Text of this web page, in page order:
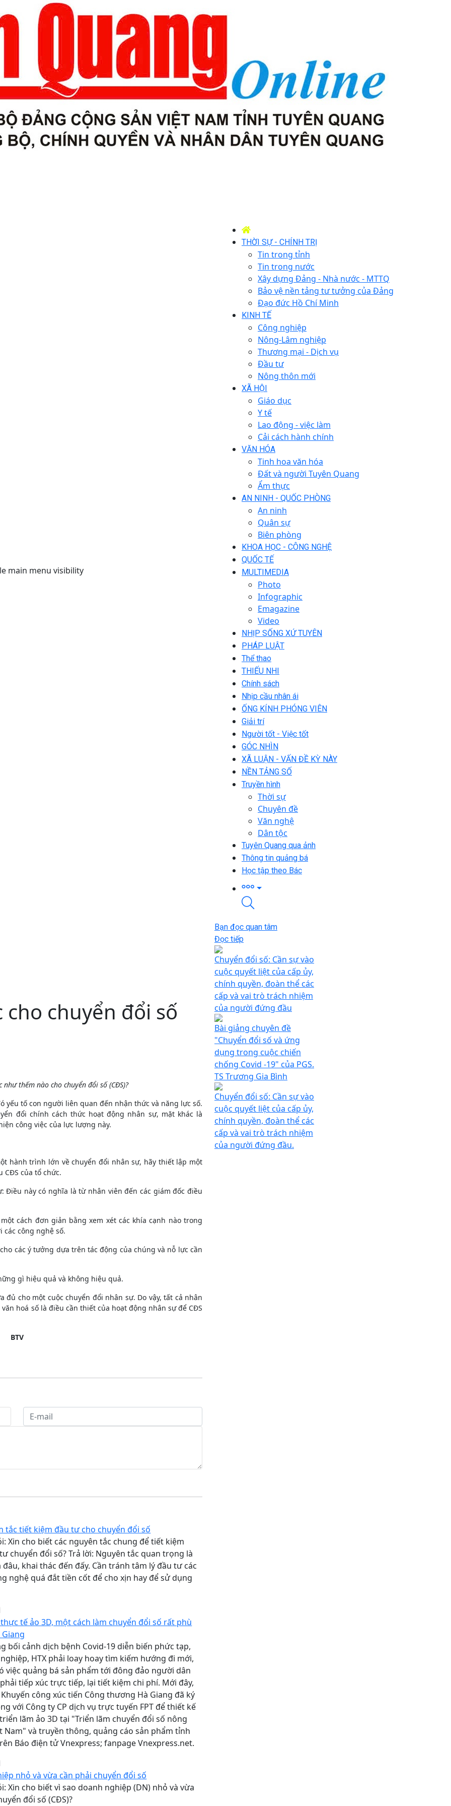
main menu visibility
THỜI SỰ - CHÍNH TRỊ
Tin trong tỉnh
Tin trong nước
Xây dựng Đảng - Nhà nước - MTTQ
Bảo vệ nền tảng tư tưởng của Đảng
Đạo đức Hồ Chí Minh
KINH TẾ
Công nghiệp
Nông-Lâm nghiệp
Thương mại - Dịch vụ
Đầu tư
Nông thôn mới
XÃ HỘI
Giáo dục
Y tế
Lao động - việc làm
Cải cách hành chính
VĂN HÓA
Tinh hoa văn hóa
Đất và người Tuyên Quang
Ẩm thực
AN NINH - QUỐC PHÒNG
An ninh
Quân sự
Biên phòng
KHOA HỌC - CÔNG NGHỆ
QUỐC TẾ
MULTIMEDIA
Photo
Infographic
Emagazine
Video
NHỊP SỐNG XỨ TUYÊN
PHÁP LUẬT
Thể thao
THIẾU NHI
Chính sách
Nhịp cầu nhân ái
ỐNG KÍNH PHÓNG VIÊN
Giải trí
Người tốt - Việc tốt
GÓC NHÌN
XÃ LUẬN - VẤN ĐỀ KỲ NÀY
NỀN TẢNG SỐ
Truyền hình
Thời sự
Chuyên đề
Văn nghệ
Dân tộc
Tuyên Quang qua ảnh
Thông tin quảng bá
Học tập theo Bác
chuyển đổi số
thếm nào cho chuyển đổi số (CĐS)?
yếu tố con người liên quan đến nhận thức và năng lực số.
đổi chính cách thức hoạt động nhân sự, mặt khác là
công việc của lực lượng này.
hành trình lớn về chuyển đổi nhân sự, hãy thiết lập một
của tổ chức.
này có nghĩa là từ nhân viên đến các giám đốc điều
cách đơn giản bằng xem xét các khía cạnh nào trong
công nghệ số.
các ý tưởng dựa trên tác động của chúng và nỗ lực cần
gì hiệu quả và không hiệu quả.
cho một cuộc chuyển đổi nhân sự. Do vậy, tất cả nhân
hoá số là điều cần thiết của hoạt động nhân sự để CĐS
BTV
tắc tiết kiệm đầu tư cho chuyển đổi số
Xin cho biết các nguyên tắc chung để tiết kiệm
chuyển đổi số? Trả lời: Nguyên tắc quan trọng là
khai thác đến đấy. Cần tránh tâm lý đầu tư các
nghệ quá đắt tiền cốt để cho xịn hay để sử dụng
tế ảo 3D, một cách làm chuyển đổi số rất phù
bối cảnh dịch bệnh Covid-19 diễn biến phức tạp,
HTX phải loay hoay tìm kiếm hướng đi mới,
việc quảng bá sản phẩm tới đông đảo người dân
tiếp xúc trực tiếp, lại tiết kiệm chi phí. Mới đây,
công xúc tiến Công thương Hà Giang đã ký
với Công ty CP dịch vụ trực tuyến FPT để thiết kế
lãm ảo 3D tại "Triển lãm chuyển đổi số nông
Nam" và truyền thông, quảng cáo sản phẩm tỉnh
Báo điện tử Vnexpress; fanpage Vnexpress.net.
nhỏ và vừa cần phải chuyển đổi số
Xin cho biết vì sao doanh nghiệp (DN) nhỏ và vừa
đổi số (CĐS)?
Bạn đọc quan tâm
Đọc tiếp
Chuyển đổi số: Cần sự vào
cuộc quyết liệt của cấp ủy,
chính quyền, đoàn thể các
cấp và vai trò trách nhiệm
của người đứng đầu
Bài giảng chuyên đề
"Chuyển đổi số và ứng
dụng trong cuộc chiến
chống Covid -19" của PGS.
TS Trương Gia Bình
Chuyển đổi số: Cần sự vào
cuộc quyết liệt của cấp ủy,
chính quyền, đoàn thể các
cấp và vai trò trách nhiệm
của người đứng đầu.